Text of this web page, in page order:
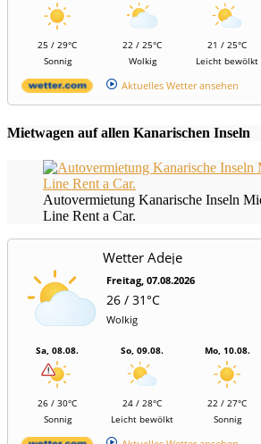
25 / 29°C
Sonnig
22 / 25°C
Wolkig
21 / 25°C
Leicht bewölkt
Aktuelles Wetter ansehen
Mietwagen auf allen Kanarischen Inseln
Autovermietung Kanarische Inseln
Line Rent a Car.
Wetter Adeje
Freitag, 07.08.2026
26 / 31°C
Wolkig
Sa, 08.08.
26 / 30°C
Sonnig
So, 09.08.
24 / 28°C
Leicht bewölkt
Mo, 10.08.
22 / 27°C
Sonnig